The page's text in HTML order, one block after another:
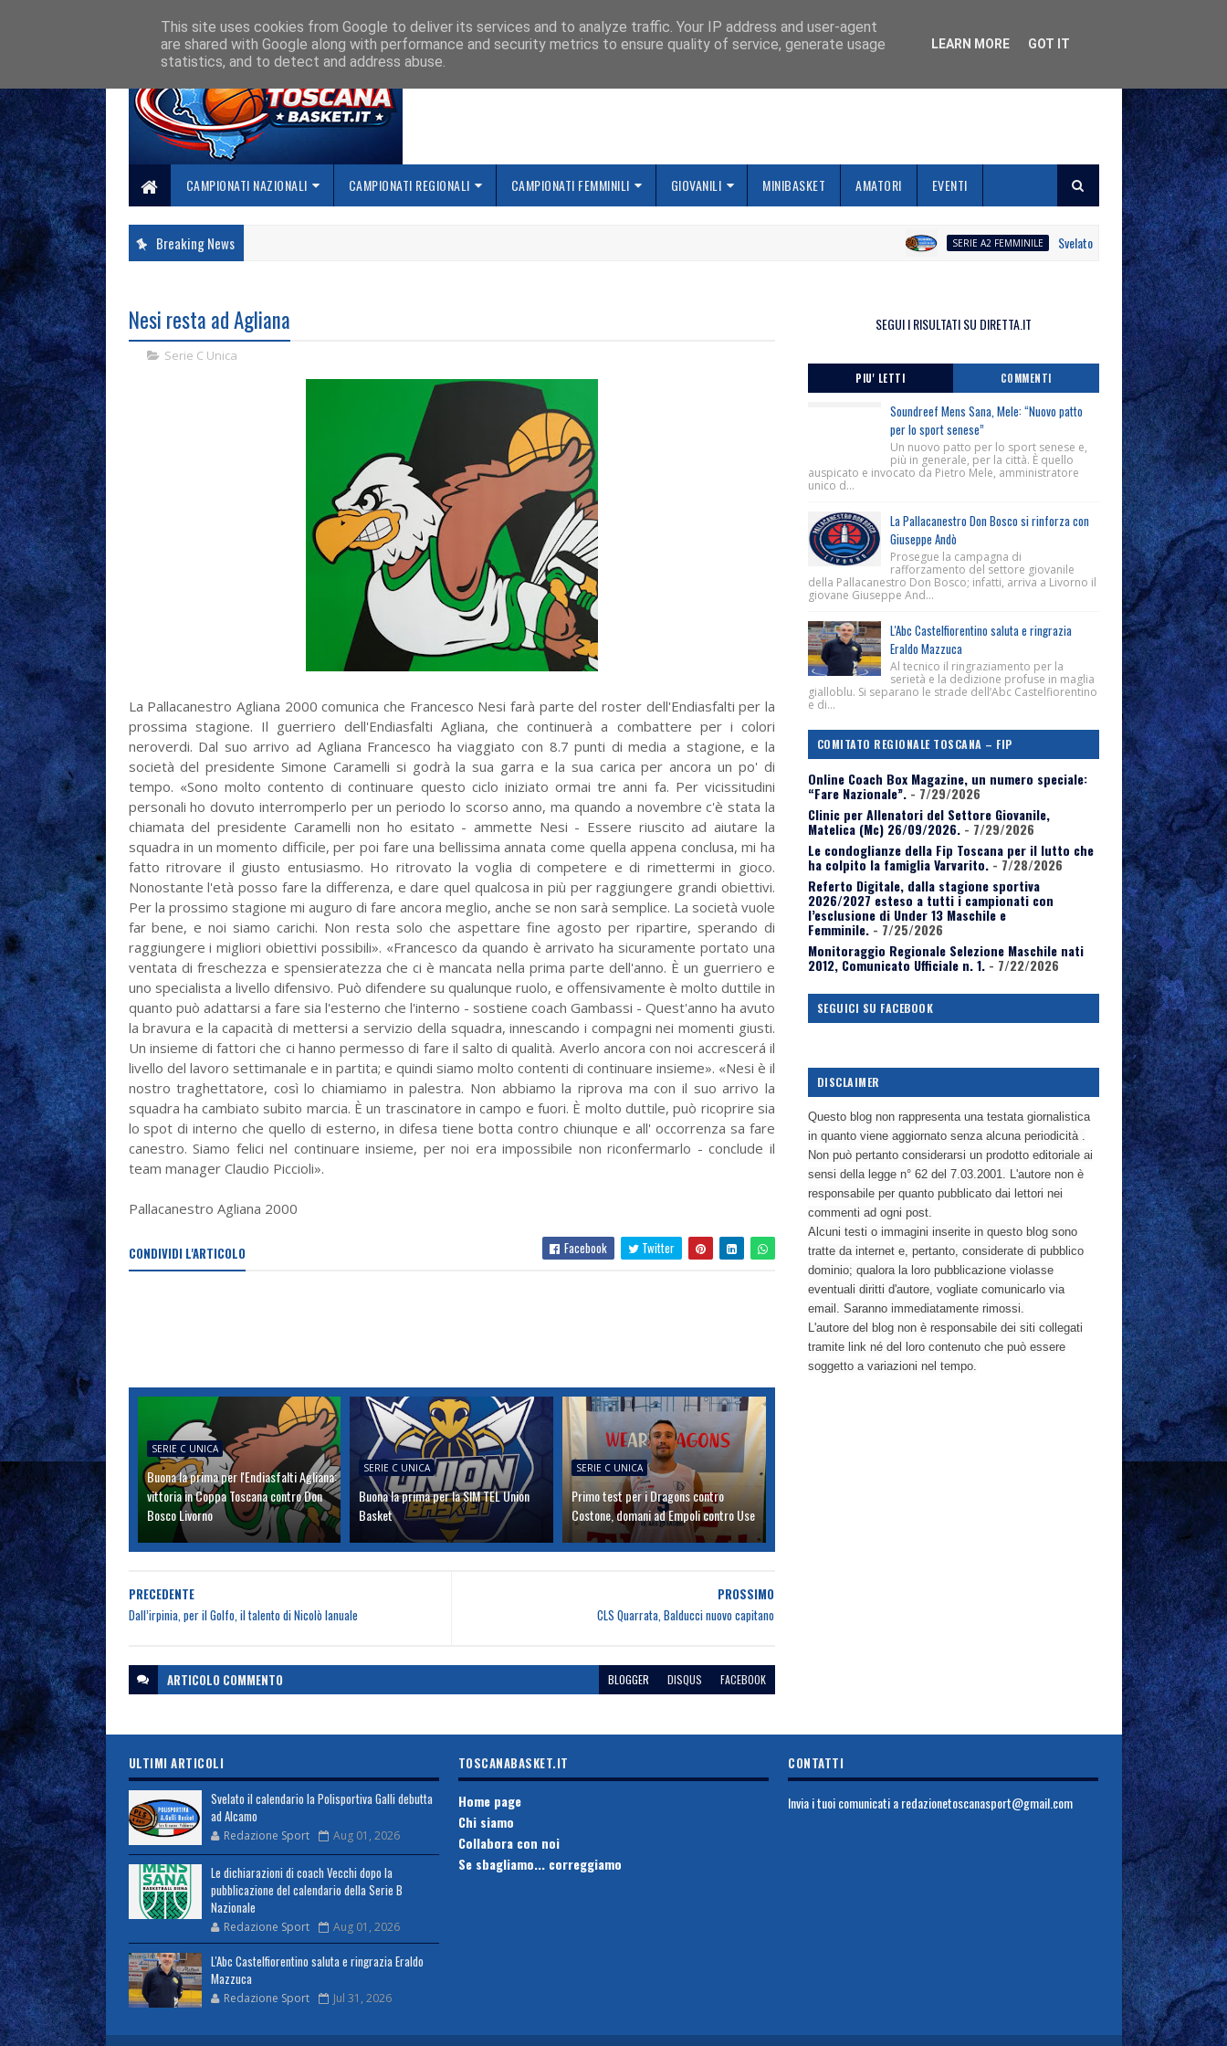
CAMPIONATI NAZIONALI CAMPIONATI REGIONALI CAMPIONATI FEMMINILI GIOVANILI MINIBASKET AMATORI EVENTI
Breaking News SERIE A2 FEMMINILE Svelato il calendario la Polisportiva Galli
Nesi resta ad Agliana
Serie C Unica
La Pallacanestro Agliana 2000 comunica che Francesco Nesi farà parte del roster dell'Endiasfalti per la
prossima stagione. Il guerriero dell'Endiasfalti Agliana, che continuerà a combattere per i colori
neroverdi. Dal suo arrivo ad Agliana Francesco ha viaggiato con 8.7 punti di media a stagione, e la
società del presidente Simone Caramelli si godrà la sua garra e la sua carica per ancora un po' di
tempo. «Sono molto contento di continuare questo ciclo iniziato ormai tre anni fa. Per vicissitudini
personali ho dovuto interromperlo per un periodo lo scorso anno, ma quando a novembre c'è stata la
chiamata del presidente Caramelli non ho esitato - ammette Nesi - Essere riuscito ad aiutare la
squadra in un momento difficile, per poi fare una bellissima annata come quella appena conclusa, mi ha
fatto ritrovare il giusto entusiasmo. Ho ritrovato la voglia di competere e di rimettermi in gioco.
Nonostante l'età posso fare la differenza, e dare quel qualcosa in più per raggiungere grandi obiettivi.
Per la prossimo stagione mi auguro di fare ancora meglio, anche se non sarà semplice. La società vuole
far bene, e noi siamo carichi. Non resta solo che aspettare fine agosto per ripartire, sperando di
raggiungere i migliori obiettivi possibili». «Francesco da quando è arrivato ha sicuramente portato una
ventata di freschezza e spensieratezza che ci è mancata nella prima parte dell'anno. È un guerriero e
uno specialista a livello difensivo. Può difendere su qualunque ruolo, e offensivamente è molto duttile in
quanto può adattarsi a fare sia l'esterno che l'interno - sostiene coach Gambassi - Quest'anno ha avuto
la bravura e la capacità di mettersi a servizio della squadra, innescando i compagni nei momenti giusti.
Un insieme di fattori che ci hanno permesso di fare il salto di qualità. Averlo ancora con noi accrescerá il
livello del lavoro settimanale e in partita; e quindi siamo molto contenti di continuare insieme». «Nesi è il
nostro traghettatore, così lo chiamiamo in palestra. Non abbiamo la riprova ma con il suo arrivo la
squadra ha cambiato subito marcia. È un trascinatore in campo e fuori. È molto duttile, può ricoprire sia
lo spot di interno che quello di esterno, in difesa tiene botta contro chiunque e all' occorrenza sa fare
canestro. Siamo felici nel continuare insieme, per noi era impossibile non riconfermarlo - conclude il
team manager Claudio Piccioli».
Pallacanestro Agliana 2000
CONDIVIDI L'ARTICOLO Facebook Twitter
SERIE C UNICA
Buona la prima per l'Endiasfalti Agliana:
vittoria in Coppa Toscana contro Don
Bosco Livorno
SERIE C UNICA
Buona la prima per la SIM TEL Union
Basket
SERIE C UNICA
Primo test per i Dragons contro
Costone, domani ad Empoli contro Use
PROSSIMO
CLS Quarrata, Balducci nuovo capitano
PRECEDENTE
Dall’irpinia, per il Golfo, il talento di Nicolò Ianuale
ARTICOLO COMMENTO BLOGGER DISQUS FACEBOOK
SEGUI I RISULTATI SU DIRETTA.IT
PIU' LETTI COMMENTI
Soundreef Mens Sana, Mele: “Nuovo patto
per lo sport senese”
Un nuovo patto per lo sport senese e,
più in generale, per la città. È quello
auspicato e invocato da Pietro Mele, amministratore
unico d...
La Pallacanestro Don Bosco si rinforza con
Giuseppe Andò
Prosegue la campagna di
rafforzamento del settore giovanile
della Pallacanestro Don Bosco; infatti, arriva a Livorno il
giovane Giuseppe And...
L'Abc Castelfiorentino saluta e ringrazia
Eraldo Mazzuca
Al tecnico il ringraziamento per la
serietà e la dedizione profuse in maglia
gialloblu. Si separano le strade dell’Abc Castelfiorentino
e di...
COMITATO REGIONALE TOSCANA – FIP
Online Coach Box Magazine, un numero speciale:
“Fare Nazionale”.- 7/29/2026
Clinic per Allenatori del Settore Giovanile,
Matelica (Mc) 26/09/2026.- 7/29/2026
Le condoglianze della Fip Toscana per il lutto che
ha colpito la famiglia Varvarito.- 7/28/2026
Referto Digitale, dalla stagione sportiva
2026/2027 esteso a tutti i campionati con
l’esclusione di Under 13 Maschile e
Femminile.- 7/25/2026
Monitoraggio Regionale Selezione Maschile nati
2012, Comunicato Ufficiale n. 1.- 7/22/2026
SEGUICI SU FACEBOOK
DISCLAIMER
Questo blog non rappresenta una testata giornalistica
in quanto viene aggiornato senza alcuna periodicità .
Non può pertanto considerarsi un prodotto editoriale ai
sensi della legge n° 62 del 7.03.2001. L'autore non è
responsabile per quanto pubblicato dai lettori nei
commenti ad ogni post.
Alcuni testi o immagini inserite in questo blog sono
tratte da internet e, pertanto, considerate di pubblico
dominio; qualora la loro pubblicazione violasse
eventuali diritti d'autore, vogliate comunicarlo via
email. Saranno immediatamente rimossi.
L'autore del blog non è responsabile dei siti collegati
tramite link né del loro contenuto che può essere
soggetto a variazioni nel tempo.
ULTIMI ARTICOLI
Svelato il calendario la Polisportiva Galli debutta
ad Alcamo
Redazione Sport Aug 01, 2026
Le dichiarazioni di coach Vecchi dopo la
pubblicazione del calendario della Serie B
Nazionale
Redazione Sport Aug 01, 2026
L'Abc Castelfiorentino saluta e ringrazia Eraldo
Mazzuca
Redazione Sport Jul 31, 2026
TOSCANABASKET.IT
Home page
Chi siamo
Collabora con noi
Se sbagliamo... correggiamo
CONTATTI
Invia i tuoi comunicati aredazionetoscanasport@gmail.com
This site uses cookies from Google to deliver its services and to analyze traffic. Your IP address and user-agent
are shared with Google along with performance and security metrics to ensure quality of service, generate usage
statistics, and to detect and address abuse.
LEARN MORE GOT IT